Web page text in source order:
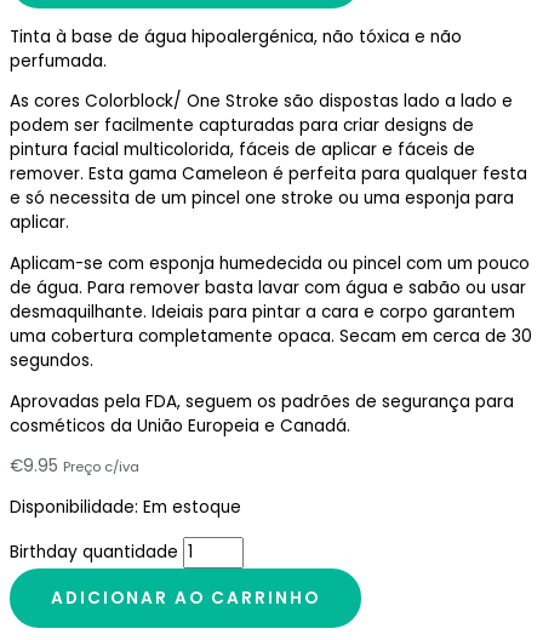
Tinta à base de água hipoalergénica, não tóxica e não
perfumada.
As cores Colorblock/ One Stroke são dispostas lado a lado e
podem ser facilmente capturadas para criar designs de
pintura facial multicolorida, fáceis de aplicar e fáceis de
remover. Esta gama Cameleon é perfeita para qualquer festa
e só necessita de um pincel one stroke ou uma esponja para
aplicar.
Aplicam-se com esponja humedecida ou pincel com um pouco
de água. Para remover basta lavar com água e sabão ou usar
desmaquilhante. Ideiais para pintar a cara e corpo garantem
uma cobertura completamente opaca. Secam em cerca de 30
segundos.
Aprovadas pela FDA, seguem os padrões de segurança para
cosméticos da União Europeia e Canadá.
€9.95 Preço c/iva
Disponibilidade: Em estoque
Birthday quantidade
ADICIONAR AO CARRINHO